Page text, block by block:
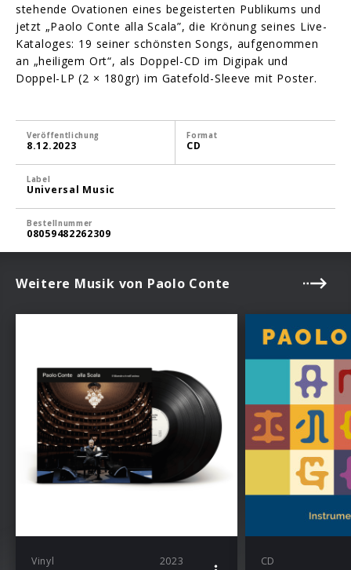
stehende Ovationen eines begeisterten Publikums und
jetzt „Paolo Conte alla Scala”, die Krönung seines Live-
Kataloges: 19 seiner schönsten Songs, aufgenommen
an „heiligem Ort“, als Doppel-CD im Digipak und
Doppel-LP (2 × 180gr) im Gatefold-Sleeve mit Poster.
Veröffentlichung
8.12.2023
Format
CD
Label
Universal Music
Bestellnummer
08059482262309
Weitere Musik von Paolo Conte
Vinyl 2023 CD